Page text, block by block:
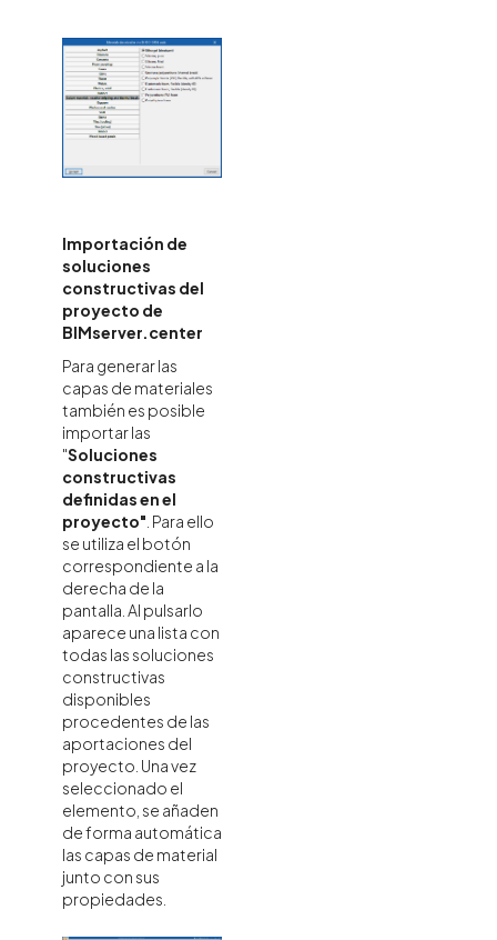
Importación de
soluciones
constructivas del
proyecto de
BIMserver.center
Para generar las
capas de materiales
también es posible
importar las
"Soluciones
constructivas
definidas en el
proyecto" . Para ello
se utiliza el botón
correspondiente a la
derecha de la
pantalla. Al pulsarlo
aparece una lista con
todas las soluciones
constructivas
disponibles
procedentes de las
aportaciones del
proyecto. Una vez
seleccionado el
elemento, se añaden
de forma automática
las capas de material
junto con sus
propiedades.